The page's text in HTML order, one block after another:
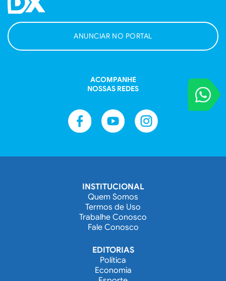
VOCÊ
Entre em
ANUNCIAR NO PORTAL
ACOMPANHE
NOSSAS REDES
INSTITUCIONAL
Quem Somos
Termos de Uso
Trabalhe Conosco
Fale Conosco
EDITORIAS
Política
Economia